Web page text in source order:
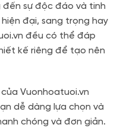
đến sự độc đáo và tinh
đại, sang trọng hay
đều có thể đáp
kế riêng để tạo nên
Vuonhoatuoi.vn
dễ dàng lựa chọn và
chóng và đơn giản.